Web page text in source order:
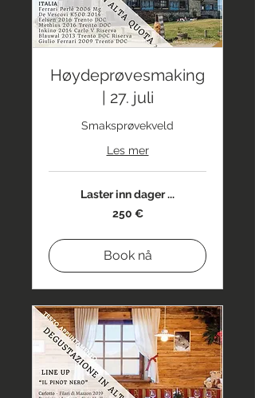
Høydeprøvesmaking
| 27. juli
Smaksprøvekveld
Les mer
Laster inn dager ...
250 €
Book nå